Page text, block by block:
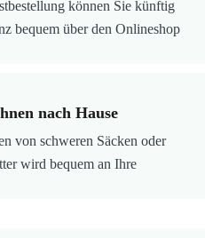
können Sie künftig
bequem über den Onlineshop
nach Hause
von schweren Säcken oder
wird bequem an Ihre